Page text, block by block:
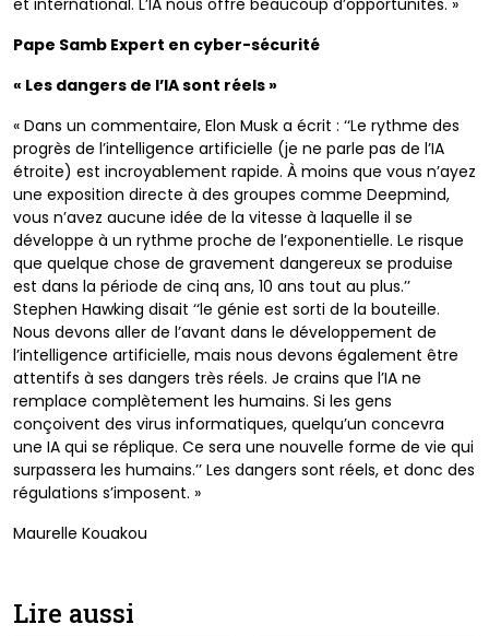
et international. L’IA nous offre beaucoup d’opportunités. »
Pape Samb Expert en cyber-sécurité
« Les dangers de l’IA sont réels »
« Dans un commentaire, Elon Musk a écrit : ‘‘Le rythme des
progrès de l’intelligence artificielle (je ne parle pas de l’IA
étroite) est incroyablement rapide. À moins que vous n’ayez
une exposition directe à des groupes comme Deepmind,
vous n’avez aucune idée de la vitesse à laquelle il se
développe à un rythme proche de l’exponentielle. Le risque
que quelque chose de gravement dangereux se produise
est dans la période de cinq ans, 10 ans tout au plus.’’
Stephen Hawking disait ‘‘le génie est sorti de la bouteille.
Nous devons aller de l’avant dans le développement de
l’intelligence artificielle, mais nous devons également être
attentifs à ses dangers très réels. Je crains que l’IA ne
remplace complètement les humains. Si les gens
conçoivent des virus informatiques, quelqu’un concevra
une IA qui se réplique. Ce sera une nouvelle forme de vie qui
surpassera les humains.’’ Les dangers sont réels, et donc des
régulations s’imposent. »
Maurelle Kouakou
Lire aussi